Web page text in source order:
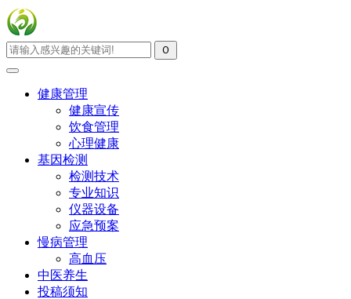
健康管理
健康宣传
饮食管理
心理健康
基因检测
检测技术
专业知识
仪器设备
应急预案
慢病管理
高血压
中医养生
投稿须知